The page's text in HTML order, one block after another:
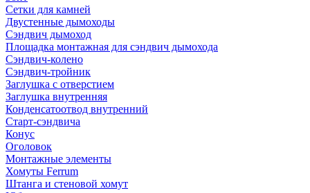
Сетки для камней
Двустенные дымоходы
Сэндвич дымоход
Площадка монтажная для сэндвич дымохода
Сэндвич-колено
Сэндвич-тройник
Заглушка с отверстием
Заглушка внутренняя
Конденсатоотвод внутренний
Старт-сэндвича
Конус
Оголовок
Монтажные элементы
Хомуты Ferrum
Штанга и стеновой хомут